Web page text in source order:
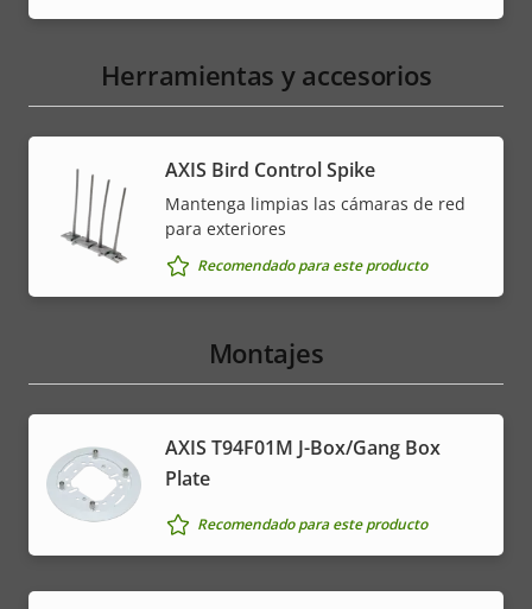
Herramientas y accesorios
AXIS Bird Control Spike
Mantenga limpias las cámaras de red
para exteriores
Recomendado para este producto
Montajes
AXIS T94F01M J-Box/Gang Box
Plate
Recomendado para este producto